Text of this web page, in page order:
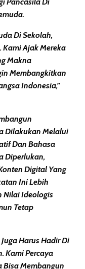
Di Sekolah,
Kami Ajak Mereka
Makna
Membangkitkan
Indonesia,”
Dilakukan Melalui
Dan Bahasa
Diperlukan,
Digital Yang
Ini Lebih
Nilai Ideologis
Tetap
Harus Hadir Di
Kami Percaya
Bisa Membangun